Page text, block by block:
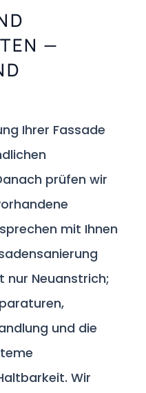
— L
S
Ihrer Fassade
prüfen wir
mit Ihnen
nur Neuanstrich;
und die
Wir